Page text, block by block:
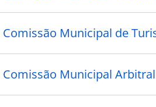
Comissão Municipal de
Comissão Municipal Arbitral